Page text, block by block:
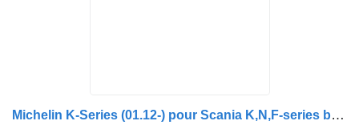
Michelin K-Series (01.12-) pour Scania K,N,F-series bus (2006-)